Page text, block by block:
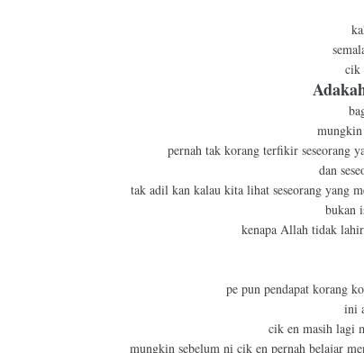
cik
pernah tak korang terfikir seseorang
dan
tak adil kan kalau kita lihat seseorang yang
bukan
kenapa Allah tidak
pe pun pendapat korang
ini
cik en masih lagi
mungkin sebelum ni cik en pernah belajar